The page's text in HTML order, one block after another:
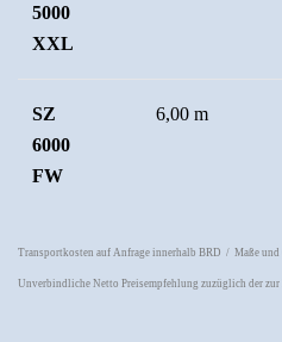
5000
XXL
SZ
6000
FW
6,00 m
Transportkosten auf Anfrage innerhalb BRD / Maße und
Unverbindliche Netto Preisempfehlung zuzüglich der